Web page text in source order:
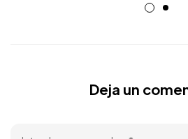
Deja un